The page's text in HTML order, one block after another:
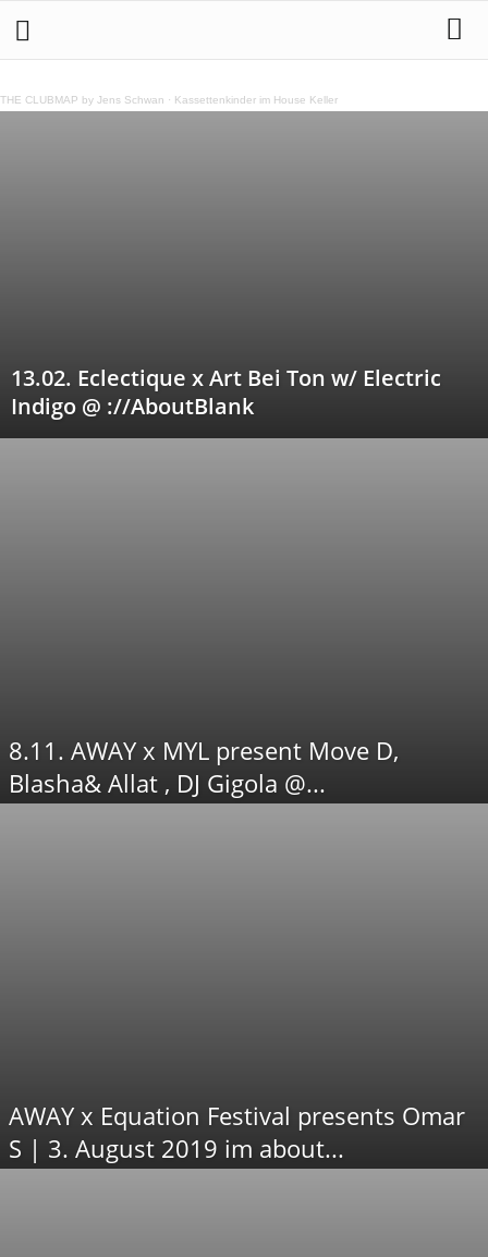
THE CLUBMAP by Jens Schwan · Kassettenkinder im House Keller
13.02. Eclectique x Art Bei Ton w/ Electric
Indigo @ ://AboutBlank
8.11. AWAY x MYL present Move D,
Blasha& Allat , DJ Gigola @...
AWAY x Equation Festival presents Omar
S | 3. August 2019 im about...